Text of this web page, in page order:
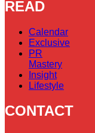
READ
Calendar
Exclusive
PR
Mastery
Insight
Lifestyle
CONTACT